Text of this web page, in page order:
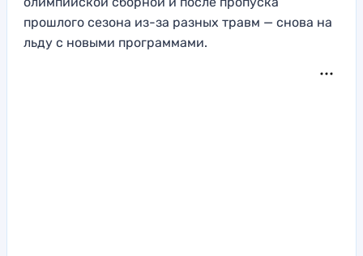
прошлого сезона из-за разных травм — снова на
льду с новыми программами.